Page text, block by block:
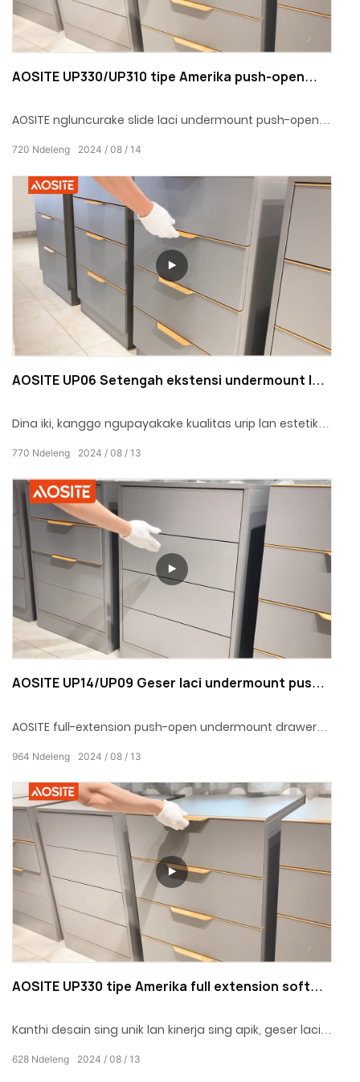
AOSITE UP330/UP310 tipe Amerika push-open
AOSITE ngluncurake slide laci undermount push-open
tanpa wates kanggo urip ing omah.
2024 08 14
720 Ndeleng
AOSITE UP06 Setengah ekstensi undermount laci
Dina iki, kanggo ngupayakake kualitas urip lan estetika
saben dina kanthi daya tahan lan penak sing apik lan
dadi pembantu sing apik banget.
2024 08 13
770 Ndeleng
AOSITE UP14/UP09 Geser laci undermount push-
AOSITE full-extension push-open undermount drawer
wiyar lan free.
2024 08 13
964 Ndeleng
AOSITE UP330 tipe Amerika full extension soft
1D/3D)
Kanthi desain sing unik lan kinerja sing apik, geser laci
2024 08 13
628 Ndeleng